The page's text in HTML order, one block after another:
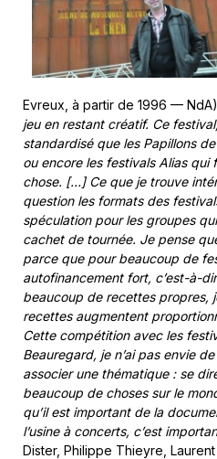
Evreux, à partir de 1996 — NdA)
jeu en restant créatif. Ce
standardisé que les Papillons
ou encore les festivals Alias qui
chose. […] Ce que je trouve
question les formats des
spéculation pour les groupes
cachet de tournée. Je pense
parce que pour beaucoup de
autofinancement fort, c’est-à-
beaucoup de recettes propres,
recettes augmentent
Cette compétition avec les
Beauregard, je n’ai pas envie
associer une thématique : se
beaucoup de choses sur le
qu’il est important de la
l’usine à concerts, c’est
Dister, Philippe Thieyre, Laurent